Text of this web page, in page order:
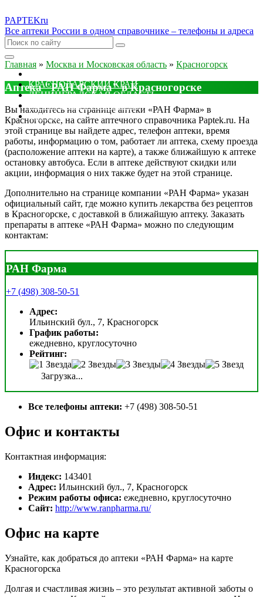
PAPTEKru
Все аптеки России в одном справочнике – телефоны и адреса
КРАСНОДАРСКИЙ КРАЙ
ЛЕНИНГРАДСКАЯ ОБЛАСТЬ
ДРУГИЕ
Главная » Москва и Московская область » Красногорск
Аптека "РАН Фарма" в Красногорске
Вы находитесь на странице аптеки «РАН Фарма» в
Красногорске, на сайте аптечного справочника Paptek.ru. На
этой странице вы найдете адрес, телефон аптеки, время
работы, информацию о том, работает ли аптека, схему проезда
(расположение аптеки на карте), а также ближайшую к аптеке
остановку автобуса. Если в аптеке действуют скидки или
акции, информация о них также будет на этой странице.
Дополнительно на странице компании «РАН Фарма» указан
официальный сайт, где можно купить лекарства без рецептов
в Красногорске, с доставкой в ближайшую аптеку. Заказать
препараты в аптеке «РАН Фарма» можно по следующим
контактам:
РАН Фарма
+7 (498) 308-50-51
Адрес:
Ильинский бул., 7, Красногорск
График работы:
ежедневно, круглосуточно
Рейтинг:
Загрузка...
Все телефоны аптеки: +7 (498) 308-50-51
Офис и контакты
Контактная информация:
Индекс: 143401
Адрес: Ильинский бул., 7, Красногорск
Режим работы офиса: ежедневно, круглосуточно
Сайт: http://www.ranpharma.ru/
Офис на карте
Узнайте, как добраться до аптеки «РАН Фарма» на карте
Красногорска
Долгая и счастливая жизнь – это результат активной заботы о